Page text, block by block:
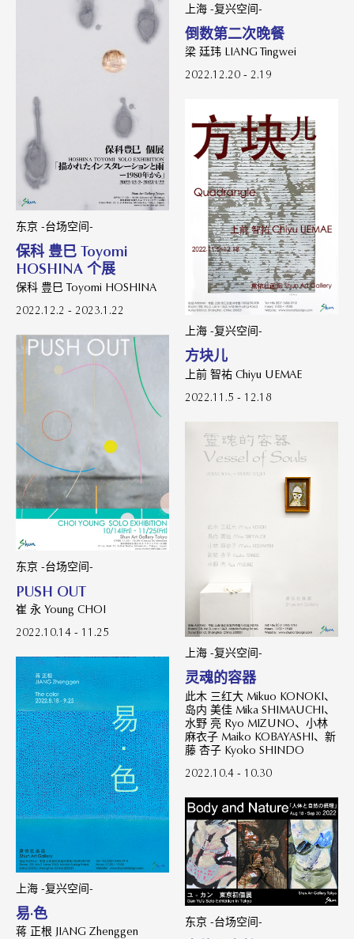
上海 -复兴空间-
倒数第二次晚餐
梁 廷玮 LIANG Tingwei
2022.12.20 - 2.19
东京 -台场空间-
保科 豊巳 Toyomi
HOSHINA 个展
保科 豊巳 Toyomi HOSHINA
2022.12.2 - 2023.1.22
上海 -复兴空间-
方块儿
上前 智祐 Chiyu UEMAE
2022.11.5 - 12.18
东京 -台场空间-
PUSH OUT
崔 永 Young CHOI
2022.10.14 - 11.25
上海 -复兴空间-
灵魂的容器
此木 三红大 Mikuo KONOKI、
岛内 美佳 Mika SHIMAUCHI、
水野 亮 Ryo MIZUNO、小林
麻衣子 Maiko KOBAYASHI、新
藤 杏子 Kyoko SHINDO
2022.10.4 - 10.30
上海 -复兴空间-
易·色
蒋 正根 JIANG Zhenggen
东京 -台场空间-